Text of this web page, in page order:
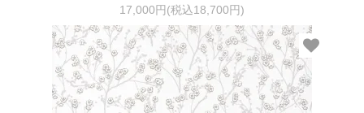
17,000円(税込18,700円)